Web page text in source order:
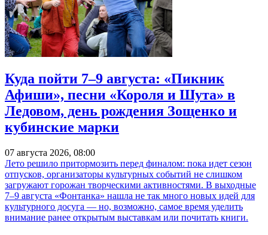
Куда пойти 7–9 августа: «Пикник
Афиши», песни «Короля и Шута» в
Ледовом, день рождения Зощенко и
кубинские марки
07 августа 2026, 08:00
Лето решило притормозить перед финалом: пока идет сезон
отпусков, организаторы культурных событий не слишком
загружают горожан творческими активностями. В выходные
7–9 августа «Фонтанка» нашла не так много новых идей для
культурного досуга — но, возможно, самое время уделить
внимание ранее открытым выставкам или почитать книги.